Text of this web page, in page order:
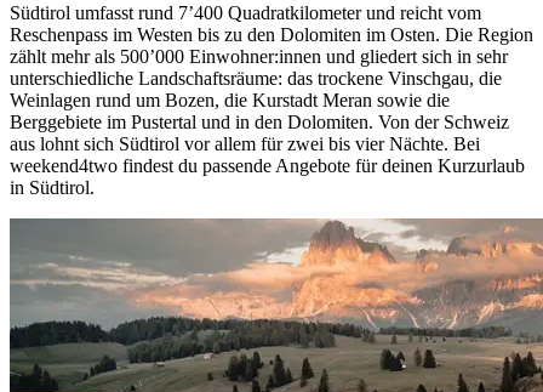
Südtirol umfasst rund 7’400 Quadratkilometer und reicht vom
Reschenpass im Westen bis zu den Dolomiten im Osten. Die Region
zählt mehr als 500’000 Einwohner:innen und gliedert sich in sehr
unterschiedliche Landschaftsräume: das trockene Vinschgau, die
Weinlagen rund um Bozen, die Kurstadt Meran sowie die
Berggebiete im Pustertal und in den Dolomiten. Von der Schweiz
aus lohnt sich Südtirol vor allem für zwei bis vier Nächte. Bei
weekend4two findest du passende Angebote für deinen Kurzurlaub
in Südtirol.